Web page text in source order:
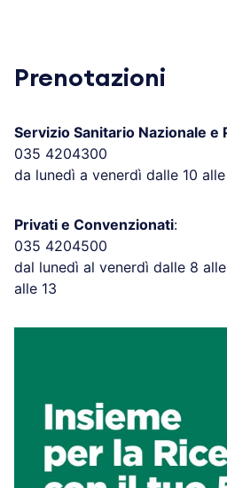
Prenotazioni
Servizio Sanitario Nazionale e
035 4204300
da lunedì a venerdì dalle 10 alle
Privati e Convenzionati:
035 4204500
dal lunedì al venerdì dalle 8
alle 13